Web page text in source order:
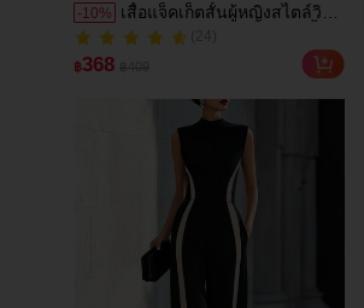
-10%
เสื้อแจ็คเก็ตสั้นผู้หญิงสไตล์วิน
เทจ ลายจุดขนาดใหญ่ คอตั้ง
เอวเข้ารูป แขนพอง ทรงหลวม
แฟชั่นอเนกประสงค์ สำหรับใส่
(24)
100+ ขายแล้ว
฿368